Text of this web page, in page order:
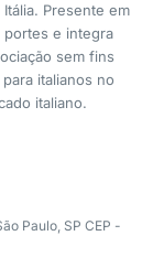
Presente em
e integra
sem fins
italianos no
italiano.
Paulo, SP CEP -